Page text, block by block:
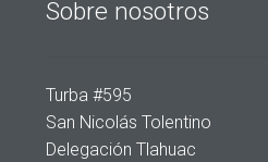
Sobre nosotros
Turba #595
San Nicolás Tolentino
Delegación Tlahuac